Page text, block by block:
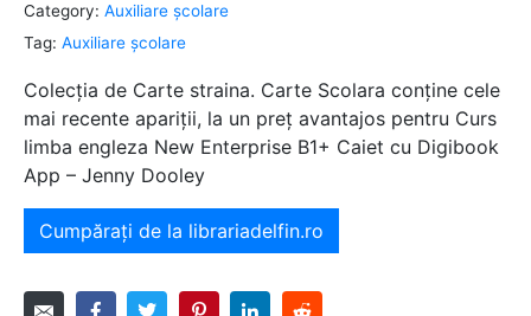
Category: Auxiliare şcolare
Tag: Auxiliare şcolare
Colecția de Carte straina. Carte Scolara conține cele
mai recente apariții, la un preț avantajos pentru Curs
limba engleza New Enterprise B1+ Caiet cu Digibook
App – Jenny Dooley
Cumpărați de la librariadelfin.ro